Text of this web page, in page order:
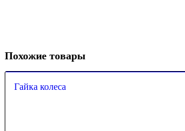
Похожие товары
Гайка колеса